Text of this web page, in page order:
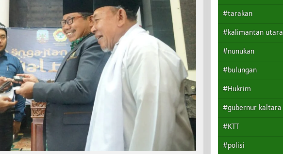
#tarakan
#kalimantan utara
#nunukan
#bulungan
#Hukrim
#gubernur kaltara
#KTT
#polisi